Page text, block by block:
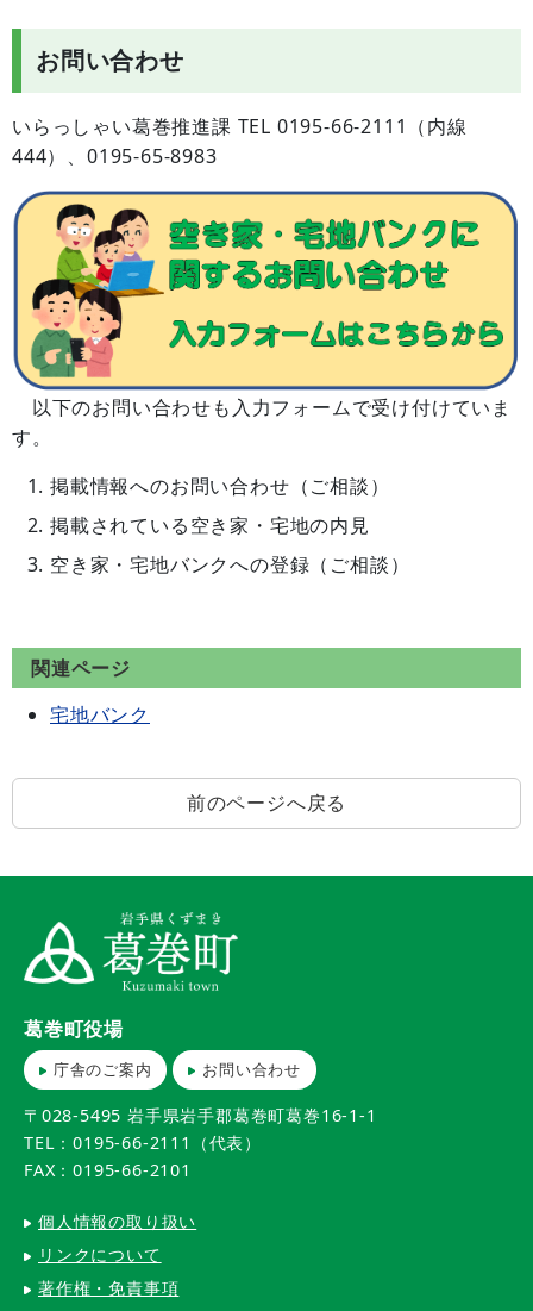
お問い合わせ
いらっしゃい葛巻推進課 TEL 0195-66-2111（内線
444）、0195-65-8983
以下のお問い合わせも入力フォームで受け付けていま
す。
掲載情報へのお問い合わせ（ご相談）
掲載されている空き家・宅地の内見
空き家・宅地バンクへの登録（ご相談）
関連ページ
宅地バンク
前のページへ戻る
葛巻町役場
庁舎のご案内 お問い合わせ
〒028-5495 岩手県岩手郡葛巻町葛巻16-1-1
TEL：0195-66-2111（代表）
FAX：0195-66-2101
個人情報の取り扱い
リンクについて
著作権・免責事項